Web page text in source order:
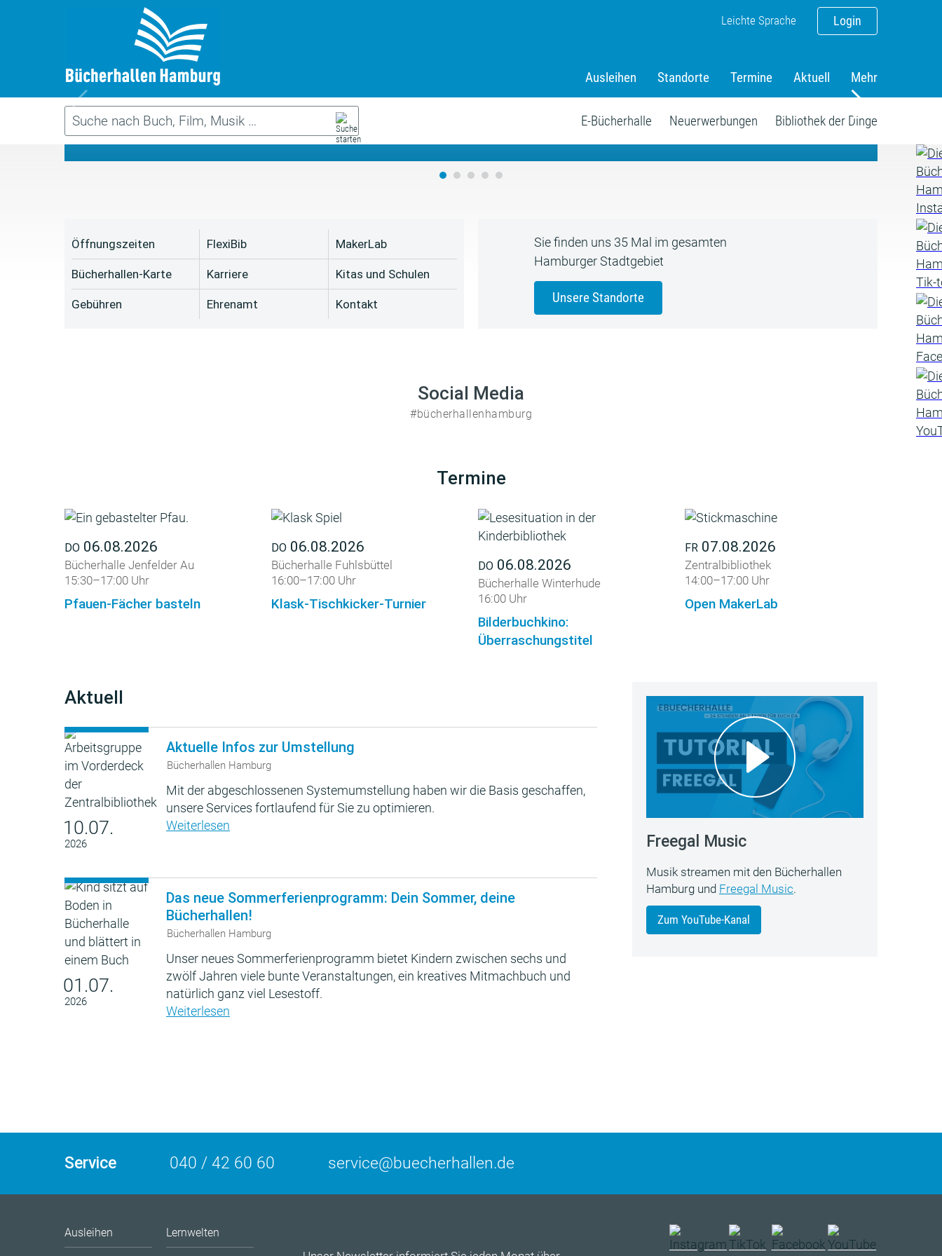
Login
Leichte Sprache
Ausleihen Standorte Termine Aktuell Mehr
E-Bücherhalle Neuerwerbungen Bibliothek der Dinge
Das neue Sommerferienprogramm
Öffnungszeiten
Bücherhallen-Karte
Gebühren
FlexiBib
Karriere
Ehrenamt
MakerLab
Kitas und Schulen
Kontakt
Sie finden uns 35 Mal im gesamten
Hamburger Stadtgebiet
Unsere Standorte
Social Media
#bücherhallenhamburg
Termine
DO 06.08.2026
Bücherhalle Jenfelder Au
15:30–17:00 Uhr
Pfauen-Fächer basteln
DO 06.08.2026
Bücherhalle Fuhlsbüttel
16:00–17:00 Uhr
Klask-Tischkicker-Turnier
DO 06.08.2026
Bücherhalle Winterhude
16:00 Uhr
Bilderbuchkino:
Überraschungstitel
FR 07.08.2026
Zentralbibliothek
14:00–17:00 Uhr
Open MakerLab
Aktuell
10.07.
2026
Aktuelle Infos zur Umstellung
Bücherhallen Hamburg
Mit der abgeschlossenen Systemumstellung haben wir die Basis geschaffen,
unsere Services fortlaufend für Sie zu optimieren.
Weiterlesen
01.07.
2026
Das neue Sommerferienprogramm: Dein Sommer, deine
Bücherhallen!
Bücherhallen Hamburg
Unser neues Sommerferienprogramm bietet Kindern zwischen sechs und
zwölf Jahren viele bunte Veranstaltungen, ein kreatives Mitmachbuch und
natürlich ganz viel Lesestoff.
Weiterlesen
Freegal Music
Musik streamen mit den Bücherhallen
Hamburg und Freegal Music.
Zum YouTube-Kanal
Service 040 / 42 60 60 service@buecherhallen.de
Ausleihen Lernwelten